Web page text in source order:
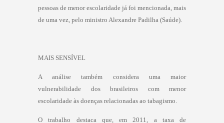
pessoas de menor escolaridade já foi mencionada, mais
de uma vez, pelo ministro Alexandre Padilha (Saúde).
MAIS SENSÍVEL
A análise também considera uma maior
vulnerabilidade dos brasileiros com menor
escolaridade às doenças relacionadas ao tabagismo.
O trabalho destaca que, em 2011, a taxa de